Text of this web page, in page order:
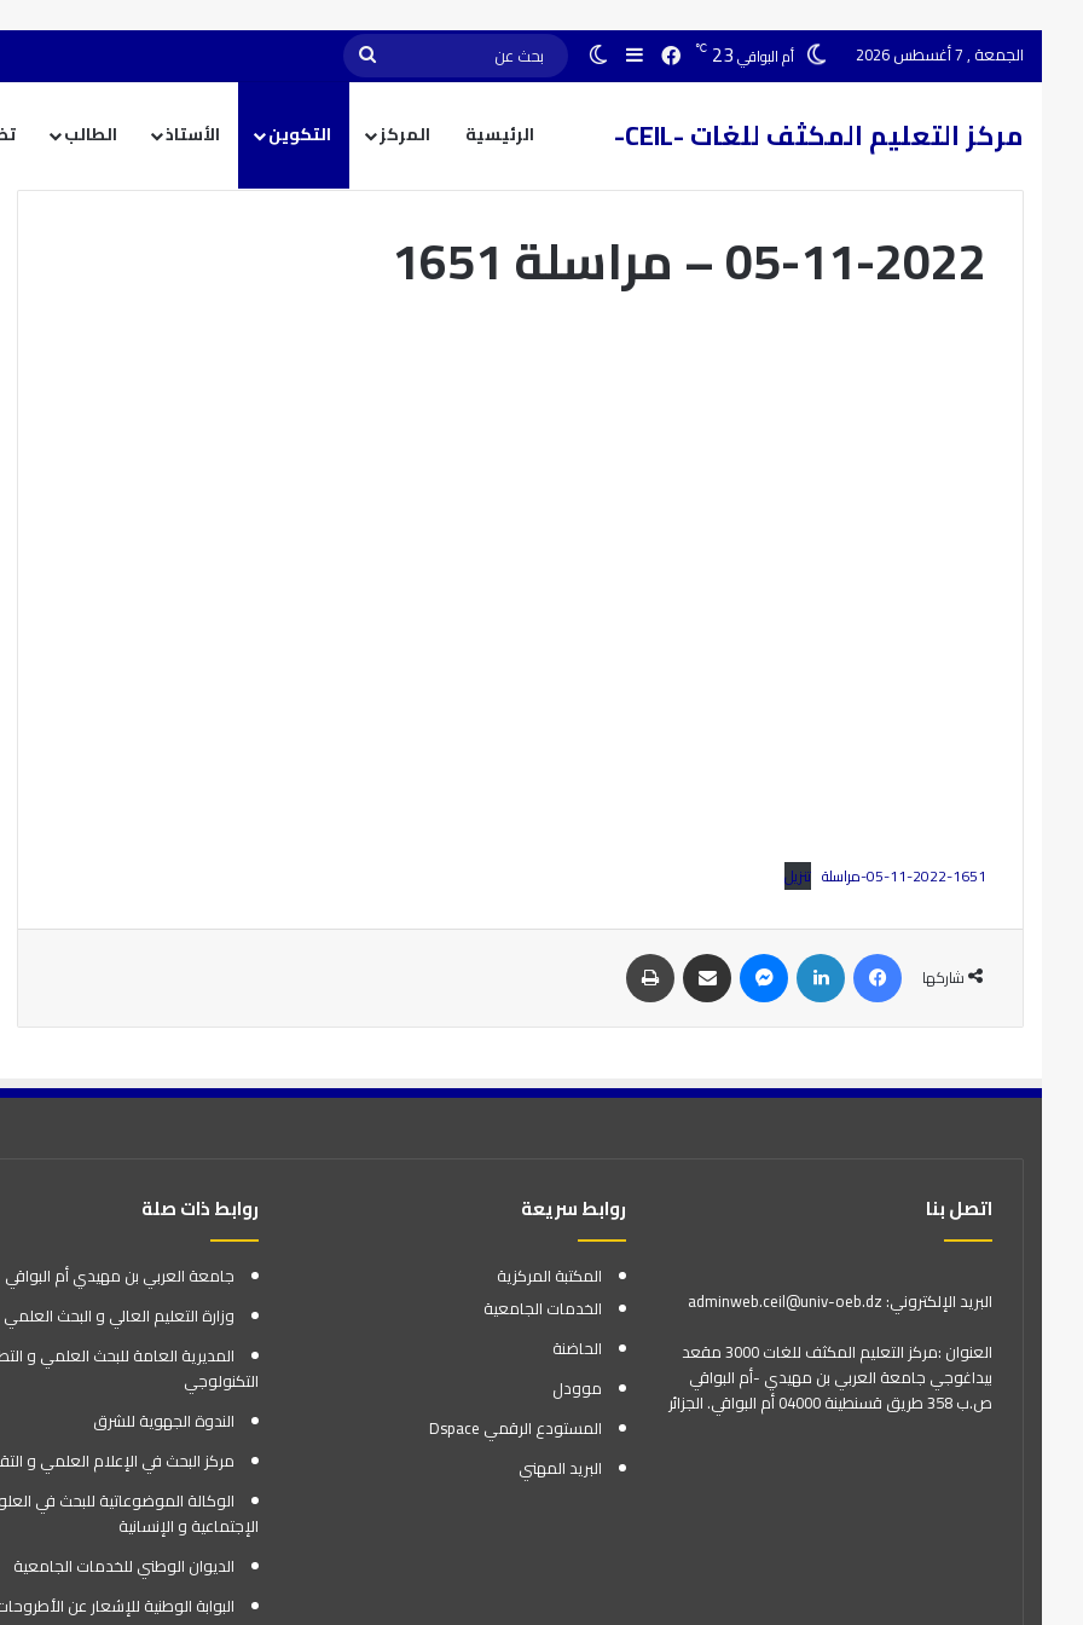
الجمعة , 7 أغسطس 2026 أم البواقي23
℃
مركز التعليم المكثف للغات -CEIL- الرئيسية المركز التكوين الأستاذ الطالب
05-11-2022 – مراسلة 1651
05-11-2022-1651-مراسلة تنزيل
شاركها
اتصل بنا
البريد الإلكتروني: adminweb.ceil@univ-oeb.dz
العنوان :مركز التعليم المكثف للغات 3000 مقعد
بيداغوجي جامعة العربي بن مهيدي -أم البواقي
ص.ب 358 طريق قسنطينة 04000 أم البواقي. الجزائر
روابط سريعة
المكتبة المركزية
الخدمات الجامعية
الحاضنة
موودل
المستودع الرقمي Dspace
البريد المهني
روابط ذات صلة
جامعة العربي بن مهيدي أم البواقي
وزارة التعليم العالي و البحث العلمي
المديرية العامة للبحث العلمي و
التكنولوجي
الندوة الجهوية للشرق
مركز البحث في الإعلام العلمي و
الوكالة الموضوعاتية للبحث في
الإجتماعية و الإنسانية
الديوان الوطني للخدمات الجامعية
البوابة الوطنية للإشعار عن